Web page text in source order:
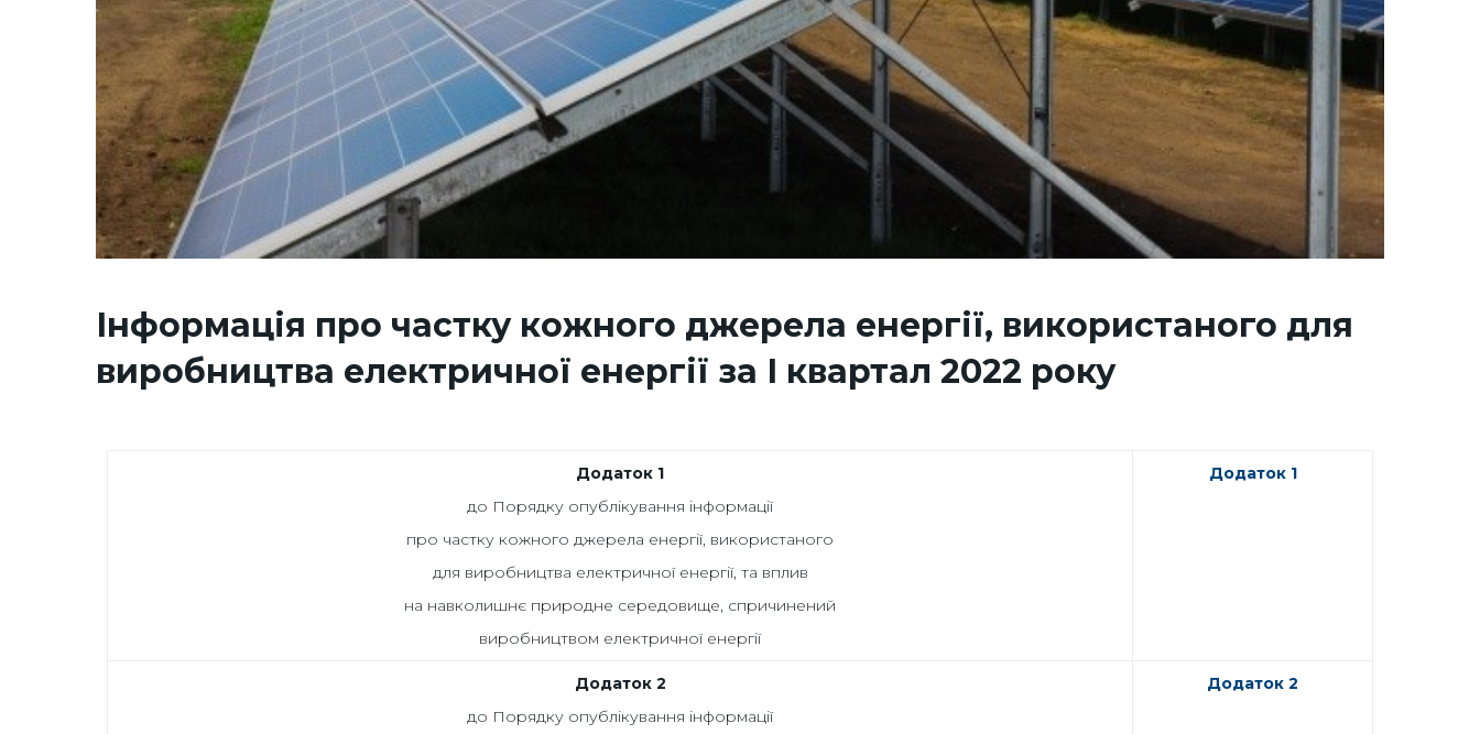
Інформація про частку кожного джерела енергії, використаного для
виробництва електричної енергії за І квартал 2022 року
Додаток 1
до Порядку опублікування інформації
про частку кожного джерела енергії, використаного
для виробництва електричної енергії, та вплив
на навколишнє природне середовище, спричинений
виробництвом електричної енергії
Додаток 1
Додаток 2
до Порядку опублікування інформації
Додаток 2